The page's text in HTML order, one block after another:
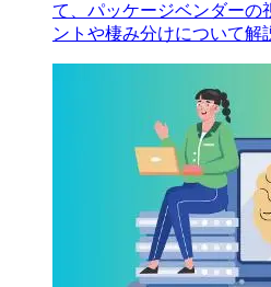
て、パッケージベンダーの
ントや棲み分けについて解